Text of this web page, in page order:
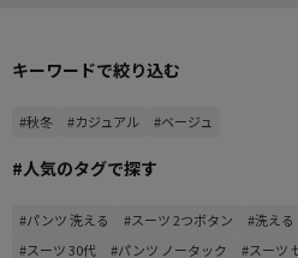
キーワードで絞り込む
#秋冬 #カジュアル #ベージュ
#人気のタグで探す
#パンツ 洗える #スーツ 2つボタン #洗える
#スーツ 30代
#パンツ ノータック #スーツ